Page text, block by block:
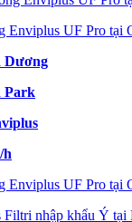
Enviplus UF Pro tại
Dương
Park
h
Enviplus UF Pro tại